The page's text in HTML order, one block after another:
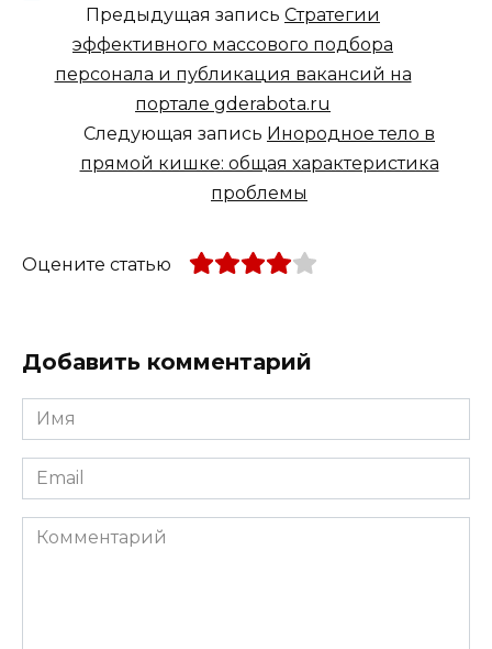
Предыдущая запись Стратегии
эффективного массового подбора
персонала и публикация вакансий на
портале gderabota.ru
Следующая запись Инородное тело в
прямой кишке: общая характеристика
проблемы
Оцените статью
Добавить комментарий
Имя
*
Email
*
Комментарий